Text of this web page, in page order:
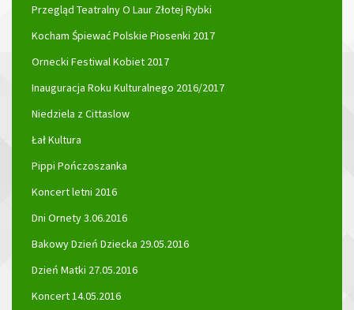
Przegląd Teatralny O Laur Złotej Rybki
Kocham Śpiewać Polskie Piosenki 2017
Ornecki Festiwal Kobiet 2017
Inauguracja Roku Kulturalnego 2016/2017
Niedziela z Cittaslow
Łał Kultura
Pippi Pończoszanka
Koncert letni 2016
Dni Ornety 3.06.2016
Bakowy Dzień Dziecka 29.05.2016
Dzień Matki 27.05.2016
Koncert 14.05.2016